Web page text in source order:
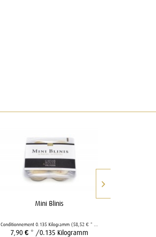
Mini Blinis
Conditionnement 0.135 Kilogramm (58,52 € * / 1 Kilogramm)
7,90 € * /0.135 Kilogramm